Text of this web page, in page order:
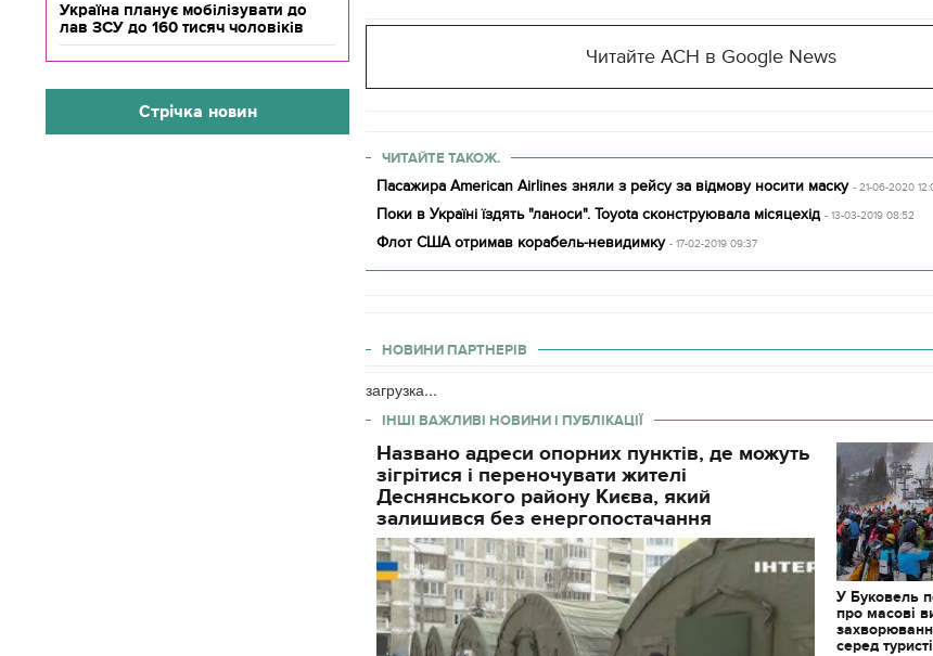
Україна планує мобілізувати до
лав ЗСУ до 160 тисяч чоловіків
Стрічка новин
Читайте АСН в Google News
ЧИТАЙТЕ ТАКОЖ.
Пасажира American Airlines зняли з рейсу за відмову носити маску - 21-06-2020
Поки в Україні їздять "ланоси". Toyota сконструювала місяцехід - 13-03-2019 08:52
Флот США отримав корабель-невидимку - 17-02-2019 09:37
НОВИНИ ПАРТНЕРІВ
загрузка...
ІНШІ ВАЖЛИВІ НОВИНИ І ПУБЛІКАЦІЇ
Названо адреси опорних пунктів, де можуть
зігрітися і переночувати жителі
Деснянського району Києва, який
залишився без енергопостачання
У Буковель
про масові
серед